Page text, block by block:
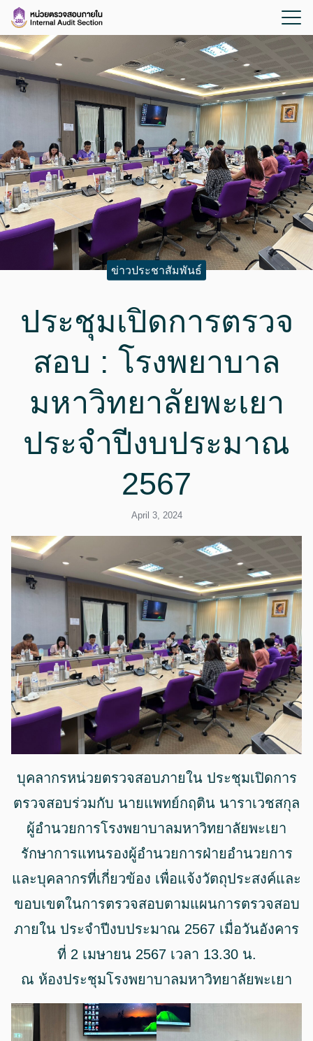
ข่าวประชาสัมพันธ์
ประชุมเปิดการตรวจ
สอบ : โรงพยาบาล
มหาวิทยาลัยพะเยา
ประจำปีงบประมาณ
2567
April 3, 2024
บุคลากรหน่วยตรวจสอบภายใน ประชุมเปิดการ
ตรวจสอบร่วมกับ นายแพทย์กฤติน นาราเวชสกุล
ผู้อำนวยการโรงพยาบาลมหาวิทยาลัยพะเยา
รักษาการแทนรองผู้อำนวยการฝ่ายอำนวยการ
และบุคลากรที่เกี่ยวข้อง เพื่อแจ้งวัตถุประสงค์และ
ขอบเขตในการตรวจสอบตามแผนการตรวจสอบ
ภายใน ประจำปีงบประมาณ 2567 เมื่อวันอังคาร
ที่ 2 เมษายน 2567 เวลา 13.30 น.
ณ ห้องประชุมโรงพยาบาลมหาวิทยาลัยพะเยา